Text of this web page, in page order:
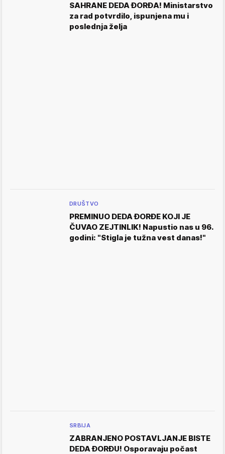
SAHRANE DEDA ĐORĐA! Ministarstvo
za rad potvrdilo, ispunjena mu i
poslednja želja
DRUŠTVO
PREMINUO DEDA ĐORĐE KOJI JE
ČUVAO ZEJTINLIK! Napustio nas u 96.
godini: "Stigla je tužna vest danas!"
SRBIJA
ZABRANJENO POSTAVLJANJE BISTE
DEDA ĐORĐU! Osporavaju počast